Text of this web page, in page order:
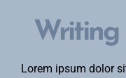
Writing
Lorem ipsum dolor